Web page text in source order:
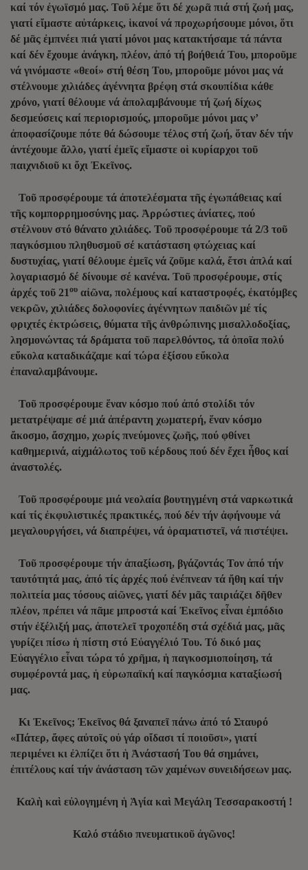
καί τόν ἐγωϊσμό μας. Τοῦ λέμε ὅτι δέ χωρᾶ πιά στή ζωή μας,
γιατί εἴμαστε αὐτάρκεις, ἱκανοί νά προχωρήσουμε μόνοι, ὅτι
δέ μᾶς ἐμπνέει πιά γιατί μόνοι μας κατακτήσαμε τά πάντα
καί δέν ἔχουμε ἀνάγκη, πλέον, ἀπό τή βοήθειά Του, μποροῦμε
νά γινόμαστε «θεοί» στή θέση Του, μποροῦμε μόνοι μας νά
στέλνουμε χιλιάδες ἀγέννητα βρέφη στά σκουπίδια κάθε
χρόνο, γιατί θέλουμε νά ἀπολαμβάνουμε τή ζωή δίχως
δεσμεύσεις καί περιορισμούς, μποροῦμε μόνοι μας ν’
ἀποφασίζουμε πότε θά δώσουμε τέλος στή ζωή, ὅταν δέν τήν
ἀντέχουμε ἄλλο, γιατί ἐμεῖς εἴμαστε οἱ κυρίαρχοι τοῦ
παιχνιδιοῦ κι ὄχι Ἐκεῖνος.
Τοῦ προσφέρουμε τά ἀποτελέσματα τῆς ἐγωπάθειας καί
τῆς κομπορρημοσύνης μας. Ἀρρώστιες ἀνίατες, πού
στέλνουν στό θάνατο χιλιάδες. Τοῦ προσφέρουμε τά 2/3 τοῦ
παγκόσμιου πληθυσμοῦ σέ κατάσταση φτώχειας καί
δυστυχίας, γιατί θέλουμε ἐμεῖς νά ζοῦμε καλά, ἔτσι ἀπλά καί
λογαριασμό δέ δίνουμε σέ κανένα. Τοῦ προσφέρουμε, στίς
ἀρχές τοῦ 21ου αἰῶνα, πολέμους καί καταστροφές, ἐκατόμβες
νεκρῶν, χιλιάδες δολοφονίες ἀγέννητων παιδιῶν μέ τίς
φριχτές ἐκτρώσεις, θύματα τῆς ἀνθρώπινης μισαλλοδοξίας,
λησμονώντας τά δράματα τοῦ παρελθόντος, τά ὁποῖα πολύ
εὔκολα καταδικάζαμε καί τώρα ἐξίσου εὔκολα
ἐπαναλαμβάνουμε.
Τοῦ προσφέρουμε ἕναν κόσμο πού ἀπό στολίδι τόν
μετατρέψαμε σέ μιά ἀπέραντη χωματερή, ἕναν κόσμο
ἄκοσμο, ἄσχημο, χωρίς πνεύμονες ζωῆς, πού φθίνει
καθημερινά, αἰχμάλωτος τοῦ κέρδους πού δέν ἔχει ἦθος καί
ἀναστολές.
Τοῦ προσφέρουμε μιά νεολαία βουτηγμένη στά ναρκωτικά
καί τίς ἐκφυλιστικές πρακτικές, πού δέν τήν ἀφήνουμε νά
μεγαλουργήσει, νά διαπρέψει, νά ὁραματιστεῖ, νά πιστέψει.
Τοῦ προσφέρουμε τήν ἀπαξίωση, βγάζοντάς Τον ἀπό τήν
ταυτότητά μας, ἀπό τίς ἀρχές πού ἐνέπνεαν τά ἤθη καί τήν
πολιτεία μας τόσους αἰῶνες, γιατί δέν μᾶς ταιριάζει δῆθεν
πλέον, πρέπει νά πᾶμε μπροστά καί Ἐκεῖνος εἶναι ἐμπόδιο
στήν ἐξέλιξή μας, ἀποτελεῖ τροχοπέδη στά σχέδιά μας, μᾶς
γυρίζει πίσω ἡ πίστη στό Εὐαγγέλιό Του. Τό δικό μας
Εὐαγγέλιο εἶναι τώρα τό χρῆμα, ἡ παγκοσμιοποίηση, τά
συμφέροντά μας, ἡ εὐρωπαϊκή καί παγκόσμια καταξίωσή
μας.
Κι Ἐκεῖνος; Ἐκεῖνος θά ξαναπεῖ πάνω ἀπό τό Σταυρό
«Πάτερ, ἄφες αὐτοῖς οὐ γάρ οἴδασι τί ποιοῦσι», γιατί
περιμένει κι ἐλπίζει ὅτι ἡ Ἀνάστασή Του θά σημάνει,
ἐπιτέλους καί τήν ἀνάσταση τῶν χαμένων συνειδήσεων μας.
Καλὴ καὶ εὐλογημένη ἡ Ἁγία καὶ Μεγάλη Τεσσαρακοστή !
Καλό στάδιο πνευματικοῦ ἀγῶνος!